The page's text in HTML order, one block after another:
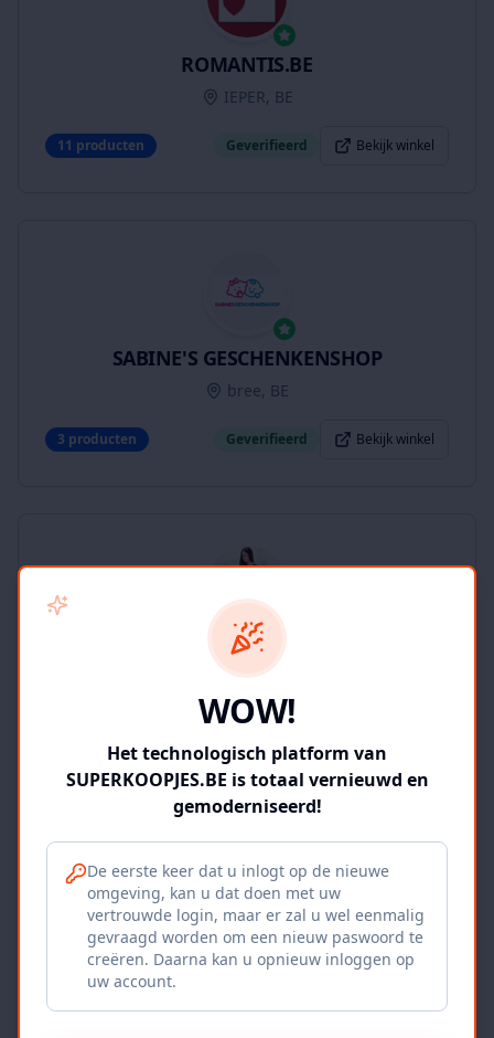
ROMANTIS.BE
IEPER, BE
11 producten Geverifieerd Bekijk winkel
SABINE'S GESCHENKENSHOP
bree, BE
3 producten Geverifieerd Bekijk winkel
SUPERKOOPJES.BE
Geverifieerd
Iepers Kwartier
Ieper, BE
WOW!
Het technologisch platform van
SUPERKOOPJES.BE is totaal vernieuwd en
gemoderniseerd!
De eerste keer dat u inlogt op de nieuwe
omgeving, kan u dat doen met uw
vertrouwde login, maar er zal u wel eenmalig
gevraagd worden om een nieuw paswoord te
creëren. Daarna kan u opnieuw inloggen op
uw account.